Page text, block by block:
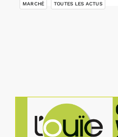
MARCHÉ TOUTES LES ACTUS